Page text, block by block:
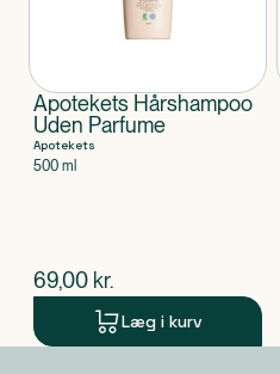
Apotekets Hårshampoo
Uden Parfume
Apotekets
500 ml
$nuværende pris
69,00 kr.
Læg i kurv